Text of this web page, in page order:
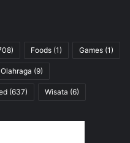
Foods (1) Games (1)
Olahraga (9)
(637) Wisata (6)